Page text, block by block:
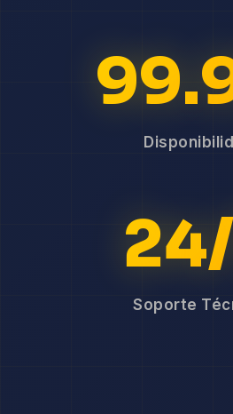
Soporte